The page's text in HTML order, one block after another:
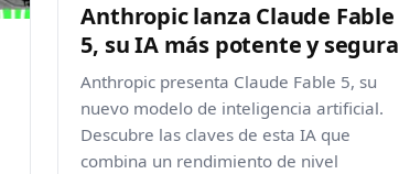
Anthropic lanza Claude Fable
5, su IA más potente y segura
Anthropic presenta Claude Fable 5, su
nuevo modelo de inteligencia artificial.
Descubre las claves de esta IA que
combina un rendimiento de nivel